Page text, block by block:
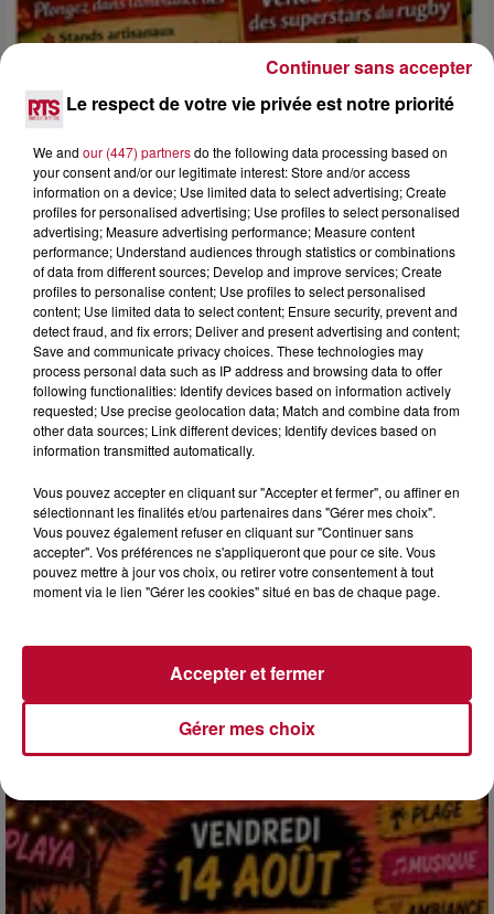
FÊTE DE LA POLYNÉSIE À VILLEVEYRAC
4 août 2026
HÉRAULT, PYRÉNÉES-ORIENTALES : TROIS
SPOTS DE SNORKELING À EXPLORER...
masque, un tuba et une paire de palmes...
Le respect de votre vie privée est notre priorité
We and our (447) partnersdo the following data processing based on
your consent and/or our legitimate interest: Store and/or access
information on a device; Use limited data to select advertising; Create
profiles for personalised advertising; Use profiles to select personalised
advertising; Measure advertising performance; Measure content
performance; Understand audiences through statistics or combinations
of data from different sources; Develop and improve services; Create
profiles to personalise content; Use profiles to select personalised
content; Use limited data to select content; Ensure security, prevent and
detect fraud, and fix errors; Deliver and present advertising and content;
Save and communicate privacy choices. These technologies may
process personal data such as IP address and browsing data to offer
following functionalities: Identify devices based on information actively
requested; Use precise geolocation data; Match and combine data from
other data sources; Link different devices; Identify devices based on
information transmitted automatically.
Vous pouvez accepter en cliquant sur "Accepter et fermer", ou affiner en
sélectionnant les finalités et/ou partenaires dans "Gérer mes choix".
Vous pouvez également refuser en cliquant sur "Continuer sans
accepter". Vos préférences ne s'appliqueront que pour ce site. Vous
pouvez mettre à jour vos choix, ou retirer votre consentement à tout
moment via le lien "Gérer les cookies" situé en bas de chaque page.
Gérer mes choix
Accepter et fermer
Continuer sans accepter